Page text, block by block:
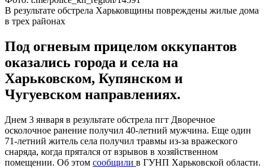
В результате обстрела Харьковщины повреждены жилые дома
в трех районах
Под огневым прицелом оккупантов
оказались города и села на
Харьковском, Купянском и
Чугуевском направлениях.
Днем 3 января в результате обстрела пгт Дворечное
осколочное ранение получил 40-летний мужчина. Еще один
71-летний житель села получил травмы из-за вражеского
снаряда, когда прятался от взрывов в хозяйственном
помещении. Об этом сообщили в ГУНП Харьковской области.